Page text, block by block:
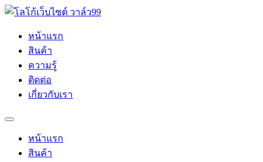
Skip
หน้าแรก
สินค้า
ความรู้
ติดต่อ
เกี่ยวกับเรา
หน้าแรก
สินค้า